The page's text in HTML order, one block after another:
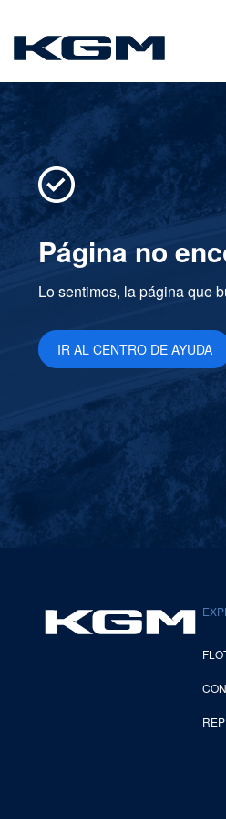
Página no
Lo sentimos, la página que
IR AL CENTRO DE AYUDA